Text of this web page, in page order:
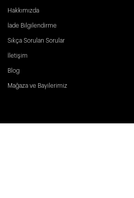
Hakkımızda
İade Bilgilendirme
Sıkça Sorulan Sorular
İletişim
Blog
Mağaza ve Bayilerimiz